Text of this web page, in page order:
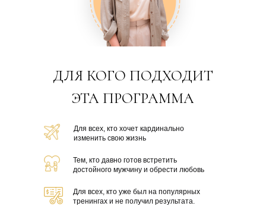
Для всех, кто хочет кардинально
изменить свою жизнь
Для всех, кто уже был на популярных
тренингах и не получил результата.
Тем, кто давно готов встретить
достойного мужчину и обрести любовь
ДЛЯ КОГО ПОДХОДИТ
ЭТА ПРОГРАММА